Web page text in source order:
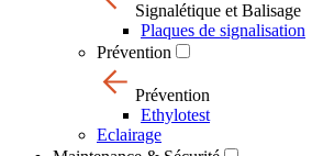
Signalétique et Balisage
Plaques de signalisation
Prévention
Prévention
Ethylotest
Eclairage